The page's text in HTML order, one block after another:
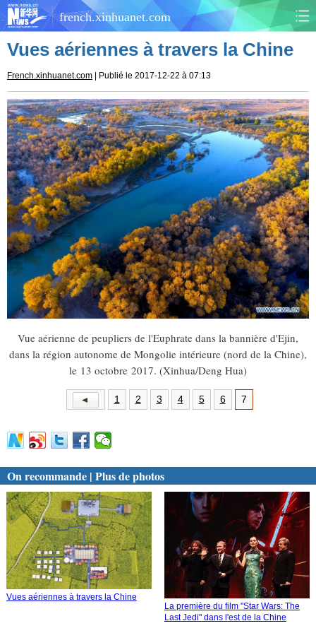
french.xinhuanet.com
CHINE MONDE
CULTURE SOCIÉTÉ
SANTÉ SPORTS
SCI&TECH PLANÈTE
TOURISME DOCUMENTS
DOSSIERS PHOTOS
VIDÉOS
Vues aériennes à travers la Chine
French.xinhuanet.com | Publié le 2017-12-22 à 07:13
Vue aérienne de peupliers de l'Euphrate dans la bannière d'Ejin,
dans la région autonome de Mongolie intérieure (nord de la Chine),
le 13 octobre 2017. (Xinhua/Deng Hua)
1 2 3 4 5 6 7
On recommande | Plus de photos
Vues aériennes à travers la Chine
La première du film "Star Wars: The
Last Jedi" dans l'est de la Chine